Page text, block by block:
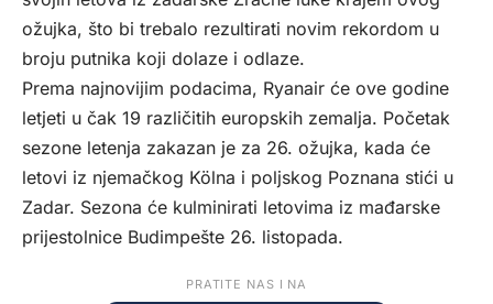
ožujka, što bi trebalo rezultirati novim rekordom u
broju putnika koji dolaze i odlaze.
Prema najnovijim podacima, Ryanair će ove godine
letjeti u čak 19 različitih europskih zemalja. Početak
sezone letenja zakazan je za 26. ožujka, kada će
letovi iz njemačkog Kölna i poljskog Poznana stići u
Zadar. Sezona će kulminirati letovima iz mađarske
prijestolnice Budimpešte 26. listopada.
PRATITE NAS I NA